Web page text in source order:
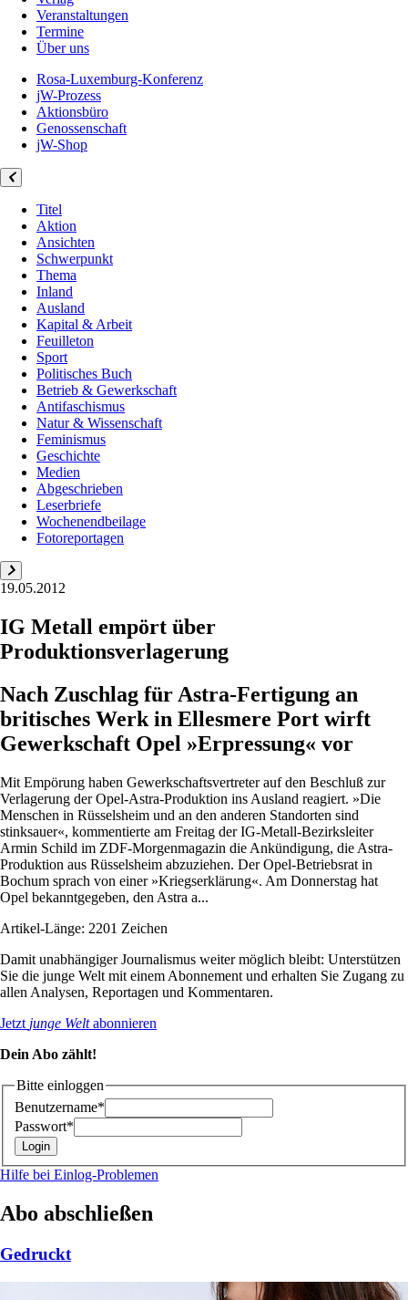
Veranstaltungen
Termine
Über uns
Rosa-Luxemburg-Konferenz
jW-Prozess
Aktionsbüro
Genossenschaft
jW-Shop
Titel
Aktion
Ansichten
Schwerpunkt
Thema
Inland
Ausland
Kapital & Arbeit
Feuilleton
Sport
Politisches Buch
Betrieb & Gewerkschaft
Antifaschismus
Natur & Wissenschaft
Feminismus
Geschichte
Medien
Abgeschrieben
Leserbriefe
Wochenendbeilage
Fotoreportagen
19.05.2012
IG Metall empört über
Produktionsverlagerung
Nach Zuschlag für Astra-Fertigung an
britisches Werk in Ellesmere Port wirft
Gewerkschaft Opel »Erpressung« vor
Mit Empörung haben Gewerkschaftsvertreter auf den Beschluß zur
Verlagerung der Opel-Astra-Produktion ins Ausland reagiert. »Die
Menschen in Rüsselsheim und an den anderen Standorten sind
stinksauer«, kommentierte am Freitag der IG-Metall-Bezirksleiter
Armin Schild im ZDF-Morgenmagazin die Ankündigung, die Astra-
Produktion aus Rüsselsheim abzuziehen. Der Opel-Betriebsrat in
Bochum sprach von einer »Kriegserklärung«. Am Donnerstag hat
Opel bekanntgegeben, den Astra a...
Artikel-Länge: 2201 Zeichen
Damit unabhängiger Journalismus weiter möglich bleibt: Unterstützen
Sie die junge Welt mit einem Abonnement und erhalten Sie Zugang zu
allen Analysen, Reportagen und Kommentaren.
Jetzt junge Weltabonnieren
Dein Abo zählt!
Bitte einloggen
Benutzername*
Passwort*
Hilfe bei Einlog-Problemen
Abo abschließen
Gedruckt